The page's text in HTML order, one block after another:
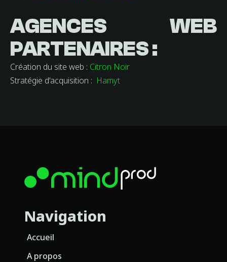
AGENCES WEB
PARTENAIRES :
Création du site web : Citron Noir
Stratégie d'acquisition : Hamyt
Navigation
Accueil
A propos